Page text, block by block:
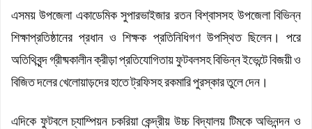
এসময় উপজেলা একাডেমিক সুপারভাইজার রতন বিশ্বাসসহ উপজেলা বিভিন্ন
শিক্ষাপ্রতিষ্ঠানের প্রধান ও শিক্ষক প্রতিনিধিগণ উপস্থিত ছিলেন। পরে
অতিথিবৃন্দ গ্রীষ্মকালীন ক্রীড়া প্রতিযোগিতায় ফুটবলসহ বিভিন্ন ইভেন্টে বিজয়ী ও
বিজিত দলের খেলোয়াড়দের হাতে ট্রফিসহ রকমারি পুরস্কার তুলে দেন।
এদিকে ফুটবলে চ্যাম্পিয়ন চকরিয়া কেন্দ্রীয় উচ্চ বিদ্যালয় টিমকে অভিনন্দন ও